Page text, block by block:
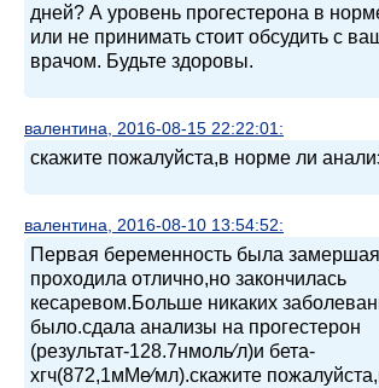
дней? А уровень прогестерона в
или не принимать стоит обсудить с
врачом. Будьте здоровы.
валентина, 2016-08-15 22:22:01:
скажите пожалуйста,в норме ли
валентина, 2016-08-10 13:54:52:
Первая беременность была
проходила отлично,но закончилась
кесаревом.Больше никаких
было.сдала анализы на прогестерон
(результат-128.7нмоль⁄л)и бета-
хгч(872,1мМе⁄мл).скажите